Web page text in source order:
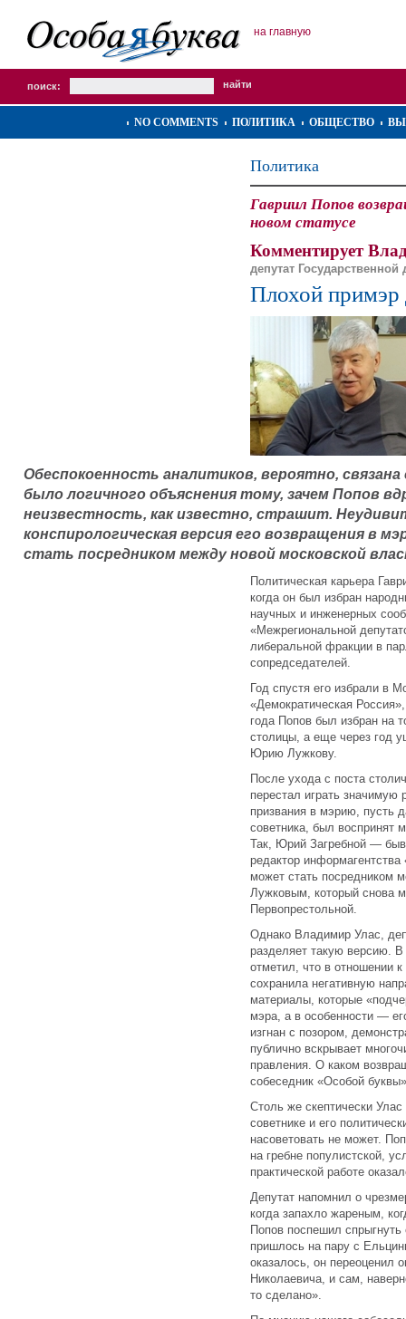
на главную
поиск:
NO COMMENTS ПОЛИТИКА ОБЩЕСТВО
Политика
Гавриил Попов
новом статусе
Комментирует
депутат
Плохой примэр
Обеспокоенность аналитиков, вероятно,
было логичного объяснения тому, зачем Попов
неизвестность, как известно, страшит.
конспирологическая версия его возвращения в
стать посредником между новой московской
Политическая карьера
когда он был избран
научных и инженерных
«Межрегиональной
либеральной фракции в
сопредседателей.
Год спустя его избрали в
«Демократическая
года Попов был избран на
столицы, а еще через год
Юрию Лужкову.
После ухода с поста
перестал играть значимую
призвания в мэрию, пусть
советника, был воспринят
Так, Юрий Загребной —
редактор
может стать посредником
Лужковым, который снова
Первопрестольной.
Однако Владимир Улас,
разделяет такую версию.
отметил, что в отношении
сохранила негативную
материалы, которые
мэра, а в особенности —
изгнан с позором,
публично вскрывает
правления. О каком
собеседник «Особой
Столь же скептически Улас
советнике и его
насоветовать не может.
на гребне популистской,
практической работе
Депутат напомнил о
когда запахло жареным,
Попов поспешил
пришлось на пару с
оказалось, он переоценил
Николаевича, и сам,
то сделано».